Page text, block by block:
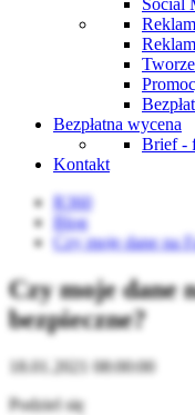
Social
Bezpłatna wycena
Brief -
Kontakt
R360
Blog
Czy moje dane na
Czy moje dane
bezpieczne?
18.01.2021 08:00:00
Podziel się